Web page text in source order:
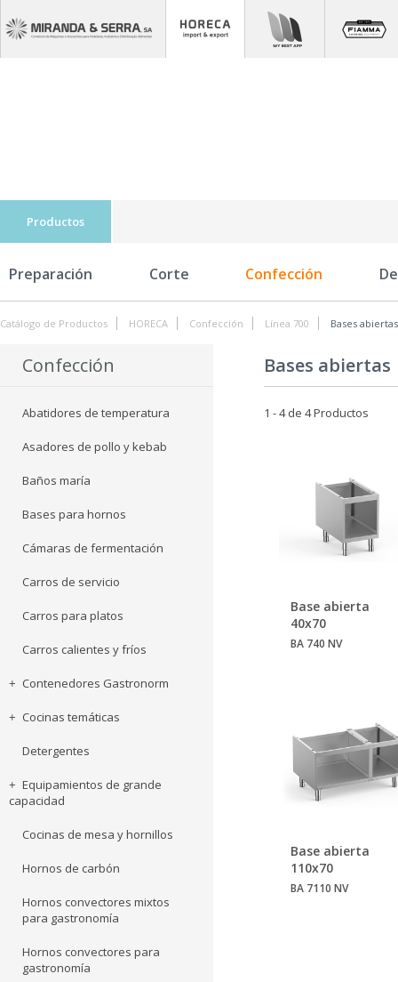
Productos
Preparación Corte Confección
Catálogo de Productos HORECA Confección Línea 700 Bases abiertas
Confección
Abatidores de temperatura
Asadores de pollo y kebab
Baños maría
Bases para hornos
Cámaras de fermentación
Carros de servicio
Carros para platos
Carros calientes y fríos
Contenedores Gastronorm
Cocinas temáticas
Detergentes
Equipamientos de grande
capacidad
Cocinas de mesa y hornillos
Hornos de carbón
Hornos convectores mixtos
para gastronomía
Hornos convectores para
gastronomía
Bases abiertas
1 - 4 de 4 Productos
Base abierta
40x70
BA 740 NV
Base abierta
110x70
BA 7110 NV